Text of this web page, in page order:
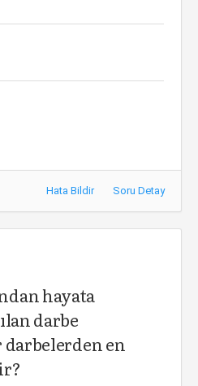
Hata Bildir Soru Detay
hayata
darbe
en